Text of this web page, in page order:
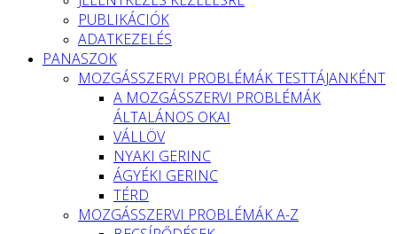
PUBLIKÁCIÓK
ADATKEZELÉS
PANASZOK
MOZGÁSSZERVI PROBLÉMÁK TESTTÁJANKÉNT
A MOZGÁSSZERVI PROBLÉMÁK
ÁLTALÁNOS OKAI
VÁLLÖV
NYAKI GERINC
ÁGYÉKI GERINC
TÉRD
MOZGÁSSZERVI PROBLÉMÁK A-Z